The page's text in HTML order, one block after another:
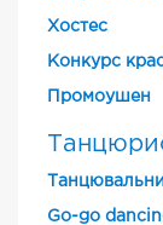
Хостес
Конкурс
Промоушен
Go-go